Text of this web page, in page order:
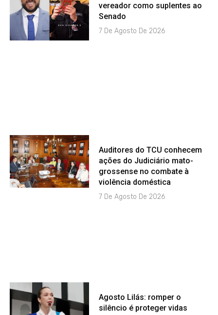
vereador como suplentes ao
Senado
7 De Agosto De 2026
Auditores do TCU conhecem
ações do Judiciário mato-
grossense no combate à
violência doméstica
7 De Agosto De 2026
Agosto Lilás: romper o
silêncio é proteger vidas